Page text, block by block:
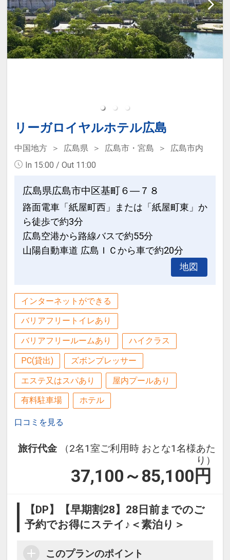
リーガロイヤルホテル広島
中国地方 広島県 広島市・宮島
広島市内
In 15:00 / Out 11:00
広島県広島市中区基町６―７８
路面電車「紙屋町西」または「紙屋町東」か
ら徒歩で約3分
広島空港から路線バスで約55分
山陽自動車道 広島ＩＣから車で約20分
地図
インターネットができる
バリアフリートイレあり
バリアフリールームあり ハイクラス
PC(貸出) ズボンプレッサー
エステ又はスパあり 屋内プールあり
有料駐車場 ホテル
口コミを見る
旅行代金
（2名1室ご利用時 おとな1名様あた
り）
37,100～85,100 円
【DP】【早期割28】28日前までのご
予約でお得にステイ♪＜素泊り＞
このプランのポイント